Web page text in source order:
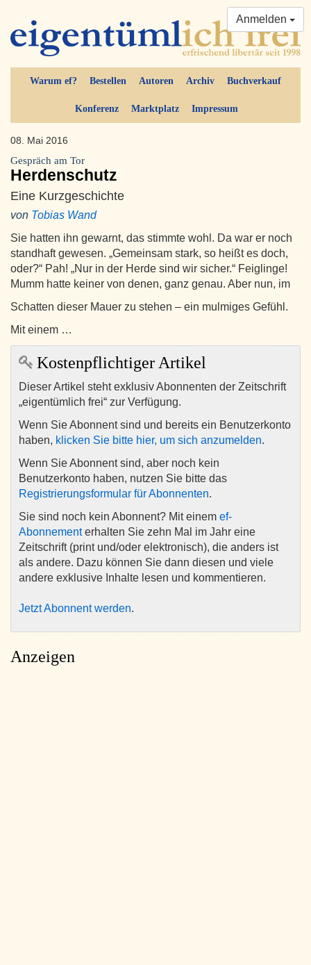
Warum ef? Bestellen Autoren Archiv Buchverkauf
Konferenz Marktplatz Impressum
Anmelden
08. Mai 2016
Gespräch am Tor
Herdenschutz
Eine Kurzgeschichte
von Tobias Wand
Sie hatten ihn gewarnt, das stimmte wohl. Da war er noch
standhaft gewesen. „Gemeinsam stark, so heißt es doch,
oder?“ Pah! „Nur in der Herde sind wir sicher.“ Feiglinge!
Mumm hatte keiner von denen, ganz genau. Aber nun, im
Schatten dieser Mauer zu stehen – ein mulmiges Gefühl.
Mit einem …
Kostenpflichtiger Artikel
Dieser Artikel steht exklusiv Abonnenten der Zeitschrift
„eigentümlich frei“ zur Verfügung.
Wenn Sie Abonnent sind und bereits ein Benutzerkonto
haben, klicken Sie bitte hier, um sich anzumelden.
Wenn Sie Abonnent sind, aber noch kein
Benutzerkonto haben, nutzen Sie bitte das
Registrierungsformular für Abonnenten.
Sie sind noch kein Abonnent? Mit einem ef-
Abonnementerhalten Sie zehn Mal im Jahr eine
Zeitschrift (print und/oder elektronisch), die anders ist
als andere. Dazu können Sie dann diesen und viele
andere exklusive Inhalte lesen und kommentieren.
Jetzt Abonnent werden.
Anzeigen